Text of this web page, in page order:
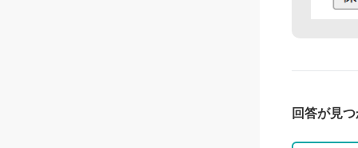
回答が見